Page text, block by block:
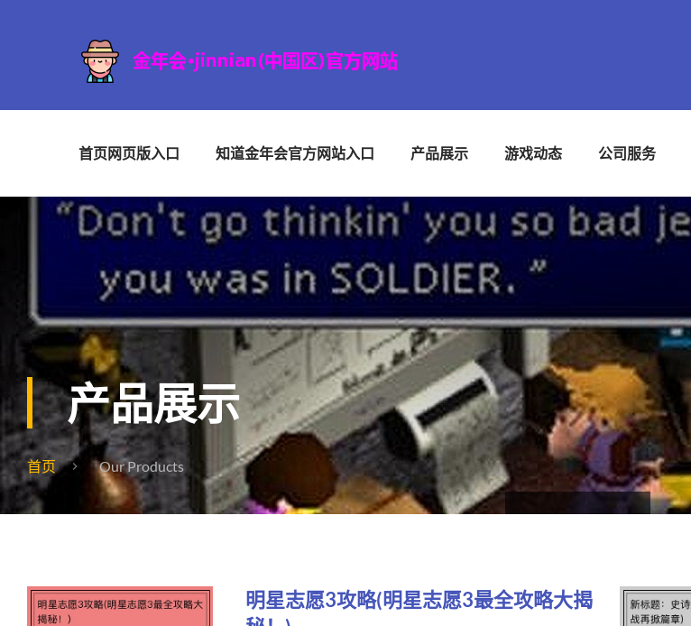
首页网页版入口 知道金年会官方网站入口 产品展示 游戏动态 公司服务
产品展示
首页 Our Products
明星志愿3攻略(明星志愿3最全攻略大揭